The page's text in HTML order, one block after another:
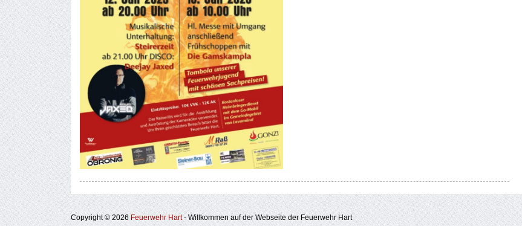
Copyright © 2026Feuerwehr Hart- Willkommen auf der Webseite der Feuerwehr Hart